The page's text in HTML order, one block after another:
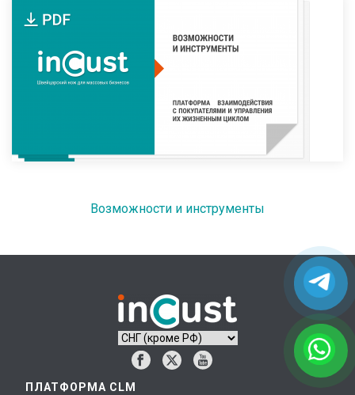
Возможности и инструменты
ПЛАТФОРМА CLM